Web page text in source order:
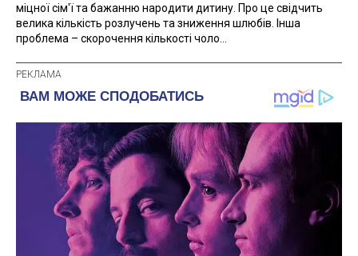
міцної сім'ї та бажанню народити дитину. Про це свідчить
велика кількість розлучень та зниження шлюбів. Інша
проблема – скорочення кількості чоло...